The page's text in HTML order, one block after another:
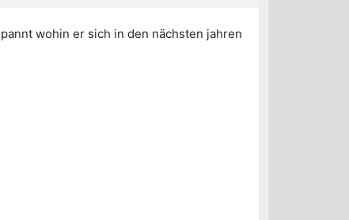
wohin er sich in den nächsten jahren